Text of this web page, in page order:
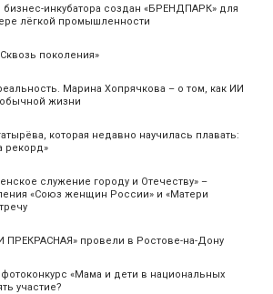
бизнес-инкубатора создан «БРЕНДПАРК» для
лёгкой промышленности
поколения»
Марина Хопрячкова – о том, как ИИ
обычной жизни
которая недавно научилась плавать:
рекорд»
служение городу и Отечеству» –
«Союз женщин России» и «Матери
провели в Ростове-на-Дону
«Мама и дети в национальных
участие?